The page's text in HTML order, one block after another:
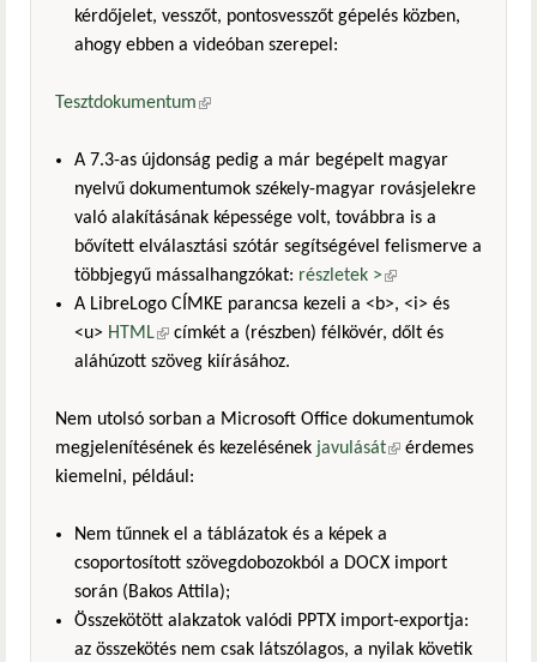
kérdőjelet, vesszőt, pontosvesszőt gépelés közben,
ahogy ebben a videóban szerepel:
Tesztdokumentum(külső hivatkozás)
A 7.3-as újdonság pedig a már begépelt magyar
nyelvű dokumentumok székely-magyar rovásjelekre
való alakításának képessége volt, továbbra is a
bővített elválasztási szótár segítségével felismerve a
többjegyű mássalhangzókat: részletek >(külső
hivatkozás)
A LibreLogo CÍMKE parancsa kezeli a <b>, <i> és
<u> HTML(külső hivatkozás)
címkét a (részben) félkövér, dőlt és
aláhúzott szöveg kiírásához.
Nem utolsó sorban a Microsoft Office dokumentumok
megjelenítésének és kezelésének javulását(külső
érdemes
kiemelni, például:
Nem tűnnek el a táblázatok és a képek a
csoportosított szövegdobozokból a DOCX import
során (Bakos Attila);
Összekötött alakzatok valódi PPTX import-exportja:
az összekötés nem csak látszólagos, a nyilak követik